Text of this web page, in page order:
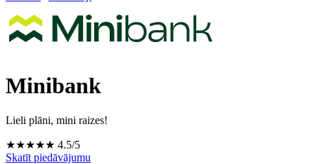
Minibank
Lieli plāni, mini raizes!
★★★★★ 4.5/5
Skatīt piedāvājumu